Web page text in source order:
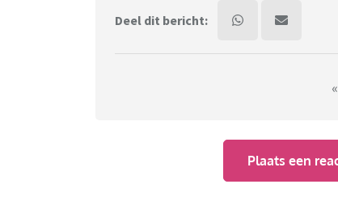
Nu kan ik mij niet voorstellen dat ik de
Is dit herkenbaar of ben ik echt zo'n rare?
Deel dit bericht:
«
Plaats een